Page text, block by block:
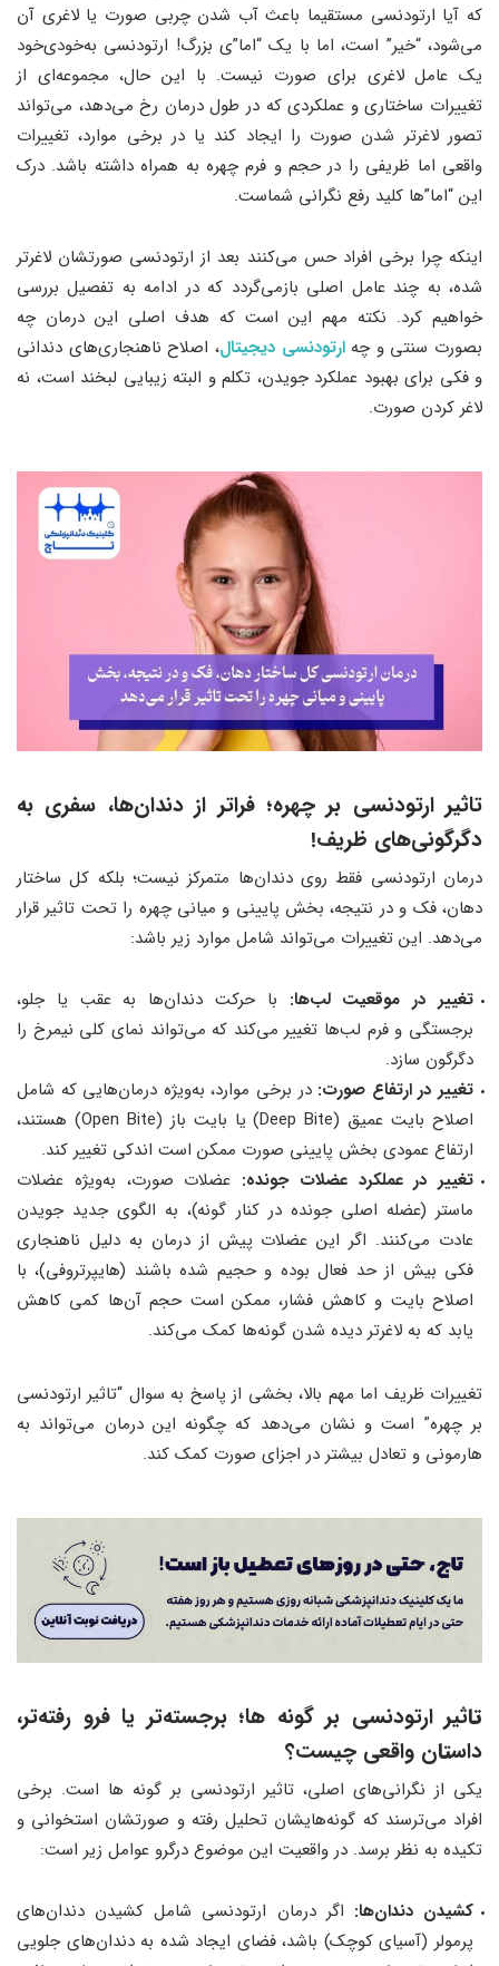
که آیا ارتودنسی مستقیما باعث آب شدن چربی صورت یا لاغری آن
می‌شود، “خیر” است، اما با یک “اما”ی بزرگ! ارتودنسی به‌خودی‌خود
یک عامل لاغری برای صورت نیست. با این حال، مجموعه‌ای از
تغییرات ساختاری و عملکردی که در طول درمان رخ می‌دهد، می‌تواند
تصور لاغرتر شدن صورت را ایجاد کند یا در برخی موارد، تغییرات
واقعی اما ظریفی را در حجم و فرم چهره به همراه داشته باشد. درک
این “اما”ها کلید رفع نگرانی شماست.
اینکه چرا برخی افراد حس می‌کنند بعد از ارتودنسی صورتشان لاغرتر
شده، به چند عامل اصلی بازمی‌گردد که در ادامه به تفصیل بررسی
خواهیم کرد. نکته مهم این است که هدف اصلی این درمان چه
بصورت سنتی و چهارتودنسی دیجیتال، اصلاح ناهنجاری‌های دندانی
و فکی برای بهبود عملکرد جویدن، تکلم و البته زیبایی لبخند است، نه
لاغر کردن صورت.
تاثیر ارتودنسی بر چهره؛ فراتر از دندان‌ها، سفری به
دگرگونی‌های ظریف!
درمان ارتودنسی فقط روی دندان‌ها متمرکز نیست؛ بلکه کل ساختار
دهان، فک و در نتیجه، بخش پایینی و میانی چهره را تحت تاثیر قرار
می‌دهد. این تغییرات می‌تواند شامل موارد زیر باشد:
تغییر در موقعیت لب‌ها: با حرکت دندان‌ها به عقب یا جلو،
برجستگی و فرم لب‌ها تغییر می‌کند که می‌تواند نمای کلی نیمرخ را
دگرگون سازد.
تغییر در ارتفاع صورت: در برخی موارد، به‌ویژه درمان‌هایی که شامل
اصلاح بایت عمیق (Deep Bite) یا بایت باز (Open Bite) هستند،
ارتفاع عمودی بخش پایینی صورت ممکن است اندکی تغییر کند.
تغییر در عملکرد عضلات جونده: عضلات صورت، به‌ویژه عضلات
ماستر (عضله اصلی جونده در کنار گونه)، به الگوی جدید جویدن
عادت می‌کنند. اگر این عضلات پیش از درمان به دلیل ناهنجاری
فکی بیش از حد فعال بوده و حجیم شده باشند (هایپرتروفی)، با
اصلاح بایت و کاهش فشار، ممکن است حجم آن‌ها کمی کاهش
یابد که به لاغرتر دیده شدن گونه‌ها کمک می‌کند.
تغییرات ظریف اما مهم بالا، بخشی از پاسخ به سوال “تاثیر ارتودنسی
بر چهره” است و نشان می‌دهد که چگونه این درمان می‌تواند به
هارمونی و تعادل بیشتر در اجزای صورت کمک کند.
تاثیر ارتودنسی بر گونه ها؛ برجسته‌تر یا فرو رفته‌تر،
داستان واقعی چیست؟
یکی از نگرانی‌های اصلی، تاثیر ارتودنسی بر گونه ها است. برخی
افراد می‌ترسند که گونه‌هایشان تحلیل رفته و صورتشان استخوانی و
تکیده به نظر برسد. در واقعیت این موضوع درگرو عوامل زیر است:
کشیدن دندان‌ها: اگر درمان ارتودنسی شامل کشیدن دندان‌های
پرمولر (آسیای کوچک) باشد، فضای ایجاد شده به دندان‌های جلویی